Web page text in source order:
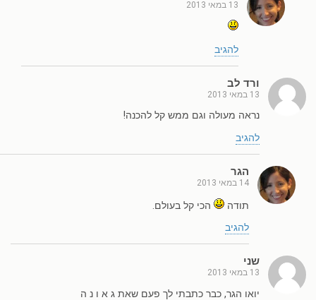
13 במאי 2013
להגיב
ורד לב
13 במאי 2013
נראה מעולה וגם ממש קל להכנה!
להגיב
הגר
14 במאי 2013
תודה
הכי קל בעולם.
להגיב
שני
13 במאי 2013
יואו הגר, כבר כתבתי לך פעם שאת ג א ו נ ה